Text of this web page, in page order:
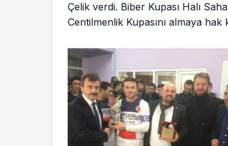
Çelik verdi. Biber Kupası Halı
Centilmenlik Kupasını almaya hak